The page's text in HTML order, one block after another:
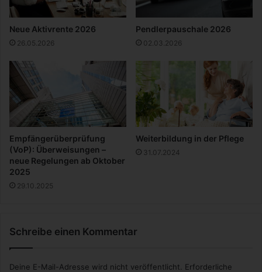
s
n
d
f
W
l
t
b
r
i
Neue Aktivrente 2026
26.05.2026
Pendlerpauschale 2026
02.03.2026
Empfängerüberprüfung
(VoP): Überweisungen –
neue Regelungen ab Oktober
2025
29.10.2025
Weiterbildung in der Pflege
31.07.2024
Schreibe einen Kommentar
Deine E-Mail-Adresse wird nicht veröffentlicht.
Erforderliche